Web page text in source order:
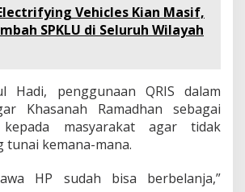
Vehicles Kian Masif,
SPKLU di Seluruh Wilayah
Hadi, penggunaan QRIS dalam
Khasanah Ramadhan sebagai
kepada masyarakat agar tidak
tunai kemana-mana.
HP sudah bisa berbelanja,”